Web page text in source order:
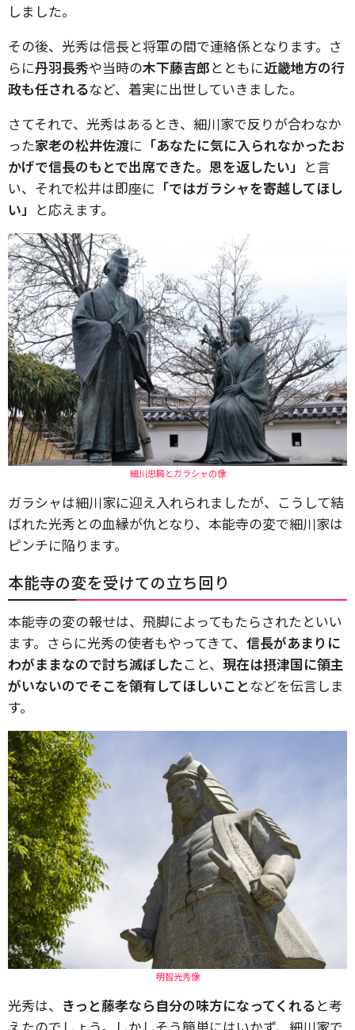
しました。
その後、光秀は信長と将軍の間で連絡係となります。さ
らに丹羽長秀や当時の木下藤吉郎とともに近畿地方の行
政も任されるなど、着実に出世していきました。
さてそれで、光秀はあるとき、細川家で反りが合わなか
った家老の松井佐渡に 「あなたに気に入られなかったお
かげで信長のもとで出席できた。恩を返したい」 と言
い、それで松井は即座に 「ではガラシャを寄越してほし
い」 と応えます。
細川忠興とガラシャの像
ガラシャは細川家に迎え入れられましたが、こうして結
ばれた光秀との血縁が仇となり、本能寺の変で細川家は
ピンチに陥ります。
本能寺の変を受けての立ち回り
本能寺の変の報せは、飛脚によってもたらされたといい
ます。さらに光秀の使者もやってきて、 信長があまりに
わがままなので討ち滅ぼしたこと、 現在は摂津国に領主
がいないのでそこを領有してほしいことなどを伝言しま
す。
明智光秀像
光秀は、 きっと藤孝なら自分の味方になってくれると考